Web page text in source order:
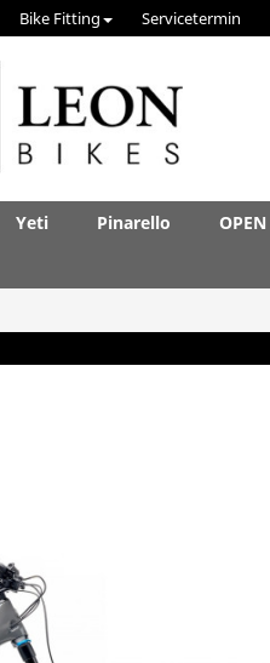
Bike Fitting Servicetermin
Yeti Pinarello OPEN